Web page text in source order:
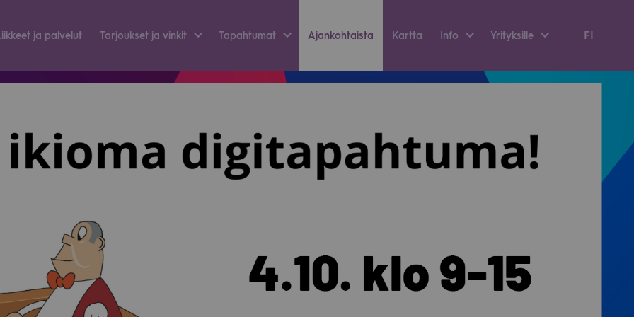
ja pal­ve­lut Tar­jouk­set ja vin­kit Tapah­tu­mat Ajan­koh­taista Kartta Info Yri­tyk­sille FI